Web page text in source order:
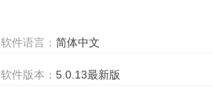
软件语言：简体中文
软件版本：5.0.13最新版